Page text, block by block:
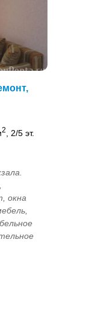
2
, 2/5 эт.
окна